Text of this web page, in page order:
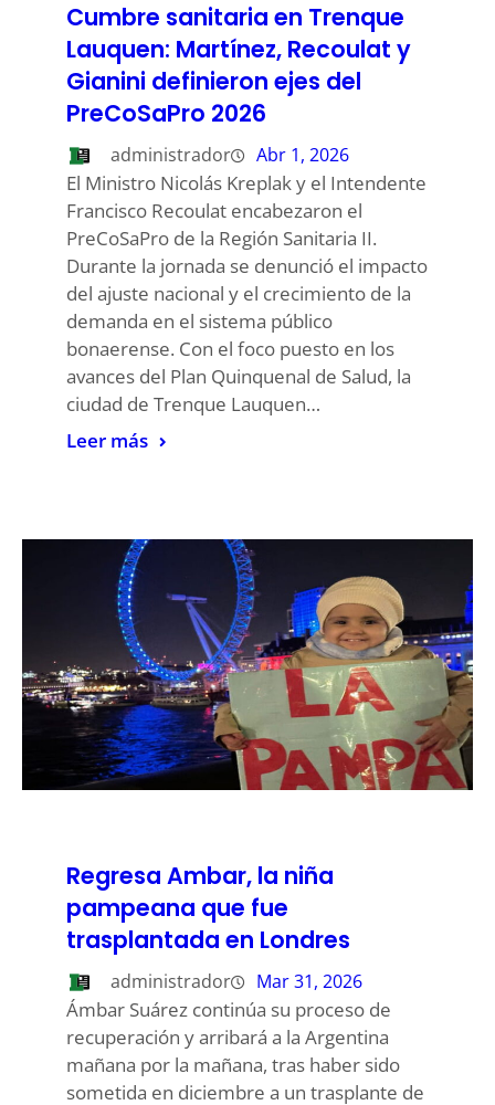
Cumbre sanitaria en Trenque
Lauquen: Martínez, Recoulat y
Gianini definieron ejes del
PreCoSaPro 2026
administrador Abr 1, 2026
El Ministro Nicolás Kreplak y el Intendente
Francisco Recoulat encabezaron el
PreCoSaPro de la Región Sanitaria II.
Durante la jornada se denunció el impacto
del ajuste nacional y el crecimiento de la
demanda en el sistema público
bonaerense. Con el foco puesto en los
avances del Plan Quinquenal de Salud, la
ciudad de Trenque Lauquen…
Leer más
Regresa Ambar, la niña
pampeana que fue
trasplantada en Londres
administrador Mar 31, 2026
Ámbar Suárez continúa su proceso de
recuperación y arribará a la Argentina
mañana por la mañana, tras haber sido
sometida en diciembre a un trasplante de